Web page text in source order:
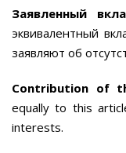
Заявленный
эквивалентный
заявляют об
Contribution of
equally to this
interests.